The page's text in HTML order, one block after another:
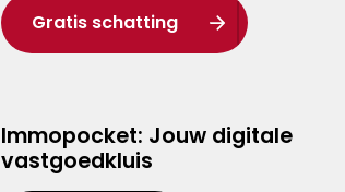
Gratis schatting
Immopocket: Jouw digitale
vastgoedkluis